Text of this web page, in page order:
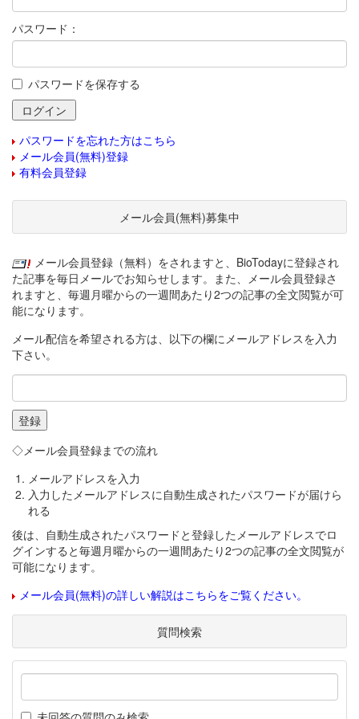
パスワード：
パスワードを保存する
パスワードを忘れた方はこちら
メール会員(無料)登録
有料会員登録
メール会員(無料)募集中
メール会員登録（無料）をされますと、BioTodayに登録され
た記事を毎日メールでお知らせします。また、メール会員登録さ
れますと、毎週月曜からの一週間あたり2つの記事の全文閲覧が可
能になります。
メール配信を希望される方は、以下の欄にメールアドレスを入力
下さい。
◇メール会員登録までの流れ
メールアドレスを入力
入力したメールアドレスに自動生成されたパスワードが届けら
れる
後は、自動生成されたパスワードと登録したメールアドレスでロ
グインすると毎週月曜からの一週間あたり2つの記事の全文閲覧が
可能になります。
メール会員(無料)の詳しい解説はこちらをご覧ください。
質問検索